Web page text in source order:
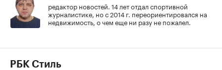
редактор новостей. 14 лет отдал спортивной
журналистике, но с 2014 г. переориентировался на
недвижимость, о чем еще ни разу не пожалел.
РБК Стиль